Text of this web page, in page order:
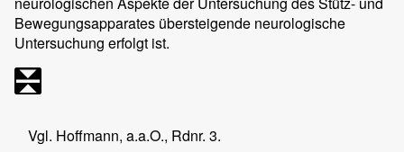
Bewegungsapparates übersteigende neurologische
Untersuchung erfolgt ist.
Vgl. Hoffmann, a.a.O., Rdnr. 3.